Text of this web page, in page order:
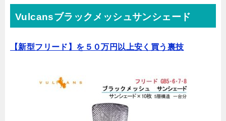
Vulcansブラックメッシュサンシェード
【新型フリード】を５０万円以上安く買う裏技